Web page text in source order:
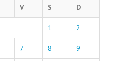
V S D
1 2
7 8 9